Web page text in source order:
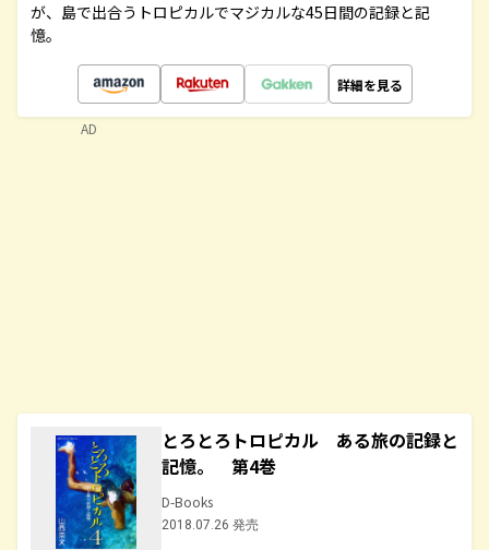
が、島で出合うトロピカルでマジカルな45日間の記録と記
憶。
詳細を見る
とろとろトロピカル ある旅の記録と
記憶。 第4巻
D-Books
2018.07.26 発売
AD